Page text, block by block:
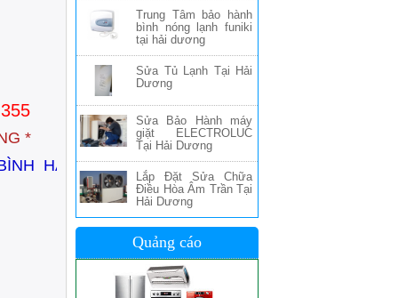
*
HÀN .TP Hải Dương
Trung Tâm bảo hành
bình nóng lạnh funiki
tại hải dương
Sửa Tủ Lạnh Tại Hải
Dương
Sửa Bảo Hành máy
giặt ELECTROLUC
Tại Hải Dương
Lắp Đặt Sửa Chữa
Điều Hòa Âm Trần Tại
Hải Dương
Quảng cáo